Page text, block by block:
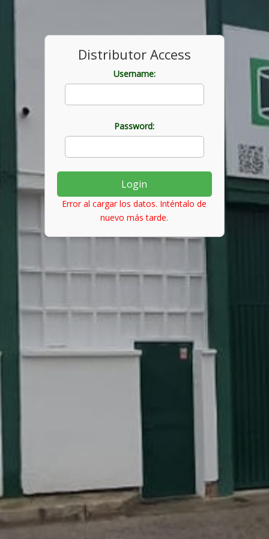
Distributor Access
Username:
Password:
Login
Error al cargar los datos. Inténtalo de
nuevo más tarde.